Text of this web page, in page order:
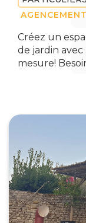
AGENCEMENT
Créez un
de jardin
mesure!